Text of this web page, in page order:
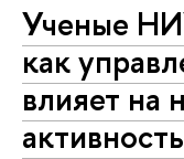
Ученые
как
влияет на
активность